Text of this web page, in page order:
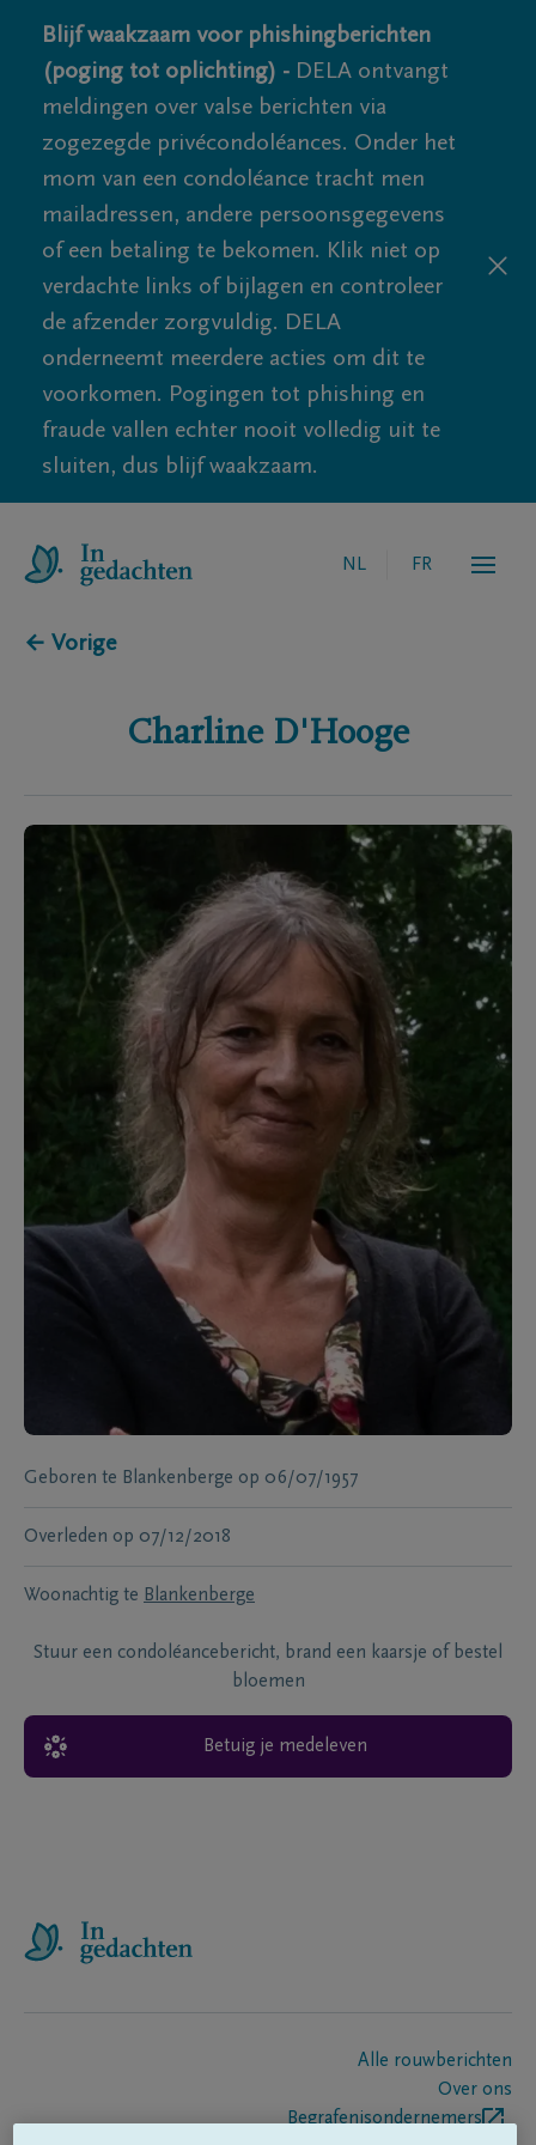
Blijf waakzaam voor phishingberichten
(poging tot oplichting) - DELA ontvangt
meldingen over valse berichten via
zogezegde privécondoléances. Onder het
mom van een condoléance tracht men
mailadressen, andere persoonsgegevens
of een betaling te bekomen. Klik niet op
verdachte links of bijlagen en controleer
de afzender zorgvuldig. DELA
onderneemt meerdere acties om dit te
voorkomen. Pogingen tot phishing en
fraude vallen echter nooit volledig uit te
sluiten, dus blijf waakzaam.
NL FR
← Vorige
Charline D'Hooge
Geboren te Blankenberge op 06/07/1957
Overleden op 07/12/2018
Woonachtig te Blankenberge
Stuur een condoléancebericht, brand een kaarsje of bestel
bloemen
Betuig je medeleven
Alle rouwberichten
Over ons
Begrafenisondernemers